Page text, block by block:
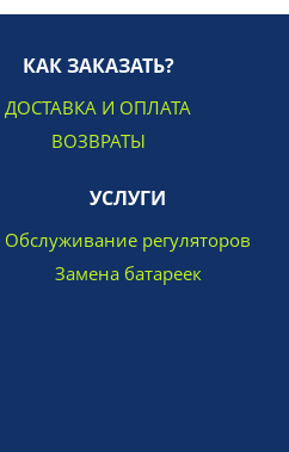
КАК ЗАКАЗАТЬ?
ДОСТАВКА И ОПЛАТА
ВОЗВРАТЫ
УСЛУГИ
Обслуживание регуляторов
Замена батареек